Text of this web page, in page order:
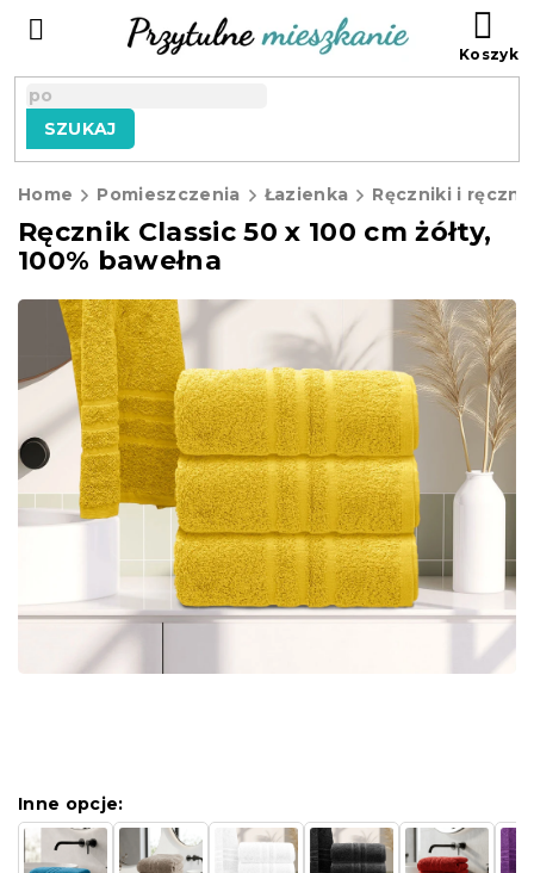
SZUKAJ
Home Pomieszczenia Łazienka Ręczniki i
Ręcznik Classic 50 x 100 cm żółty,
100% bawełna
Inne opcje: